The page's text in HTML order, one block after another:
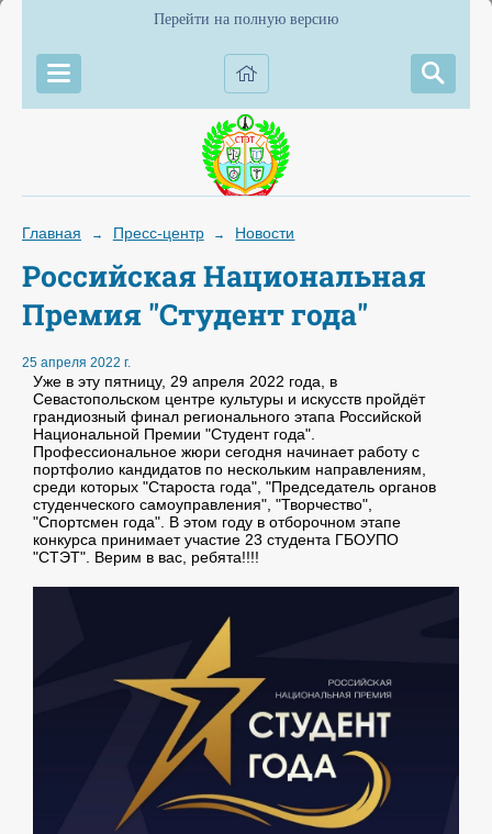
Перейти на полную версию
Главная → Пресс-центр → Новости
Российская Национальная
Премия "Студент года"
25 апреля 2022 г.
Уже в эту пятницу, 29 апреля 2022 года, в
Севастопольском центре культуры и искусств пройдёт
грандиозный финал регионального этапа Российской
Национальной Премии "Студент года".
Профессиональное жюри сегодня начинает работу с
портфолио кандидатов по нескольким направлениям,
среди которых "Староста года", "Председатель органов
студенческого самоуправления", "Творчество",
"Спортсмен года". В этом году в отборочном этапе
конкурса принимает участие 23 студента ГБОУПО
"СТЭТ". Верим в вас, ребята!!!!